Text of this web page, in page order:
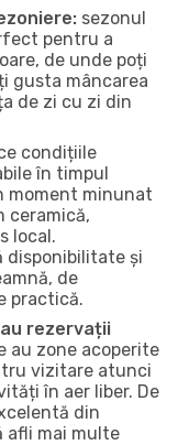
sezonul
pentru a
de unde poți
gusta mâncarea
de zi cu zi din
condițiile
în timpul
moment minunat
ceramică,
local.
disponibilitate și
de
practică.
rezervații
au zone acoperite
vizitare atunci
în aer liber. De
din
afli mai multe